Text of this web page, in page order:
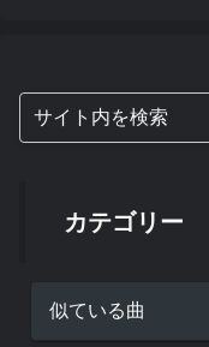
カテゴリー
似ている曲